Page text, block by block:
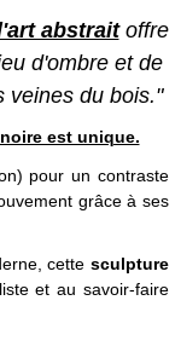
abstraitoffre
d'ombre et de
veines du bois."
est unique.
pour un contraste
grâce à ses
cette sculpture
et au savoir-faire